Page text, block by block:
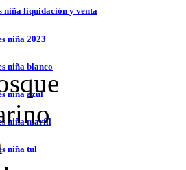
niña liquidación y venta
niña 2023
niña blanco
niña azul
niña marfil
niña tul